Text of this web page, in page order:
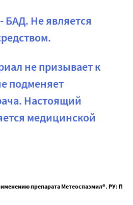
БАД. Не является
не призывает к
подменяет
Настоящий
медицинской
препарата Метеоспазмил®. РУ: П